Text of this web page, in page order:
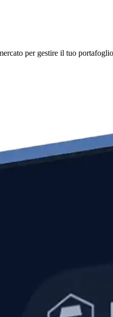
per gestire il tuo